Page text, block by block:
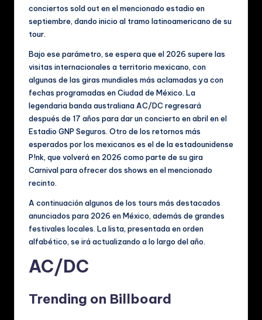
conciertos sold out en el mencionado estadio en
septiembre, dando inicio al tramo latinoamericano de su
tour.
Bajo ese parámetro, se espera que el 2026 supere las
visitas internacionales a territorio mexicano, con
algunas de las giras mundiales más aclamadas ya con
fechas programadas en Ciudad de México. La
legendaria banda australiana AC/DC regresará
después de 17 años para dar un concierto en abril en el
Estadio GNP Seguros. Otro de los retornos más
esperados por los mexicanos es el de la estadounidense
P!nk, que volverá en 2026 como parte de su gira
Carnival para ofrecer dos shows en el mencionado
recinto.
A continuación algunos de los tours más destacados
anunciados para 2026 en México, además de grandes
festivales locales. La lista, presentada en orden
alfabético, se irá actualizando a lo largo del año.
AC/DC
Trending on Billboard